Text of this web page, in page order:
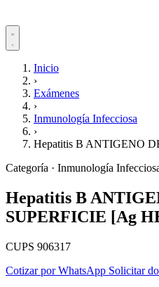
Servicios
Inicio
›
Exámenes
›
Inmunología Infecciosa
›
Hepatitis B ANTIGENO
Categoría · Inmunología
Hepatitis B
SUPERFICIE [Ag
CUPS 906317
Cotizar por WhatsApp Solicitar